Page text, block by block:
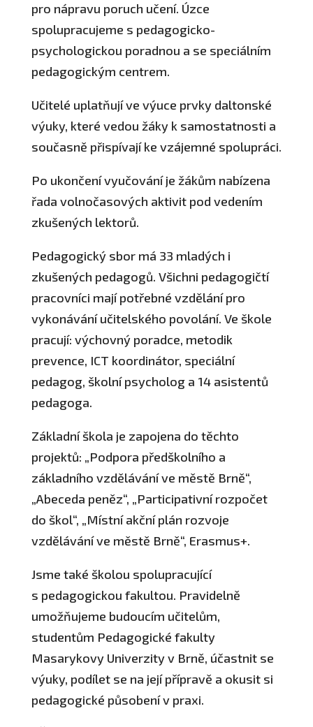
pro nápravu poruch učení. Úzce
spolupracujeme s pedagogicko-
psychologickou poradnou a se speciálním
pedagogickým centrem.
Učitelé uplatňují ve výuce prvky daltonské
výuky, které vedou žáky k samostatnosti a
současně přispívají ke vzájemné spolupráci.
Po ukončení vyučování je žákům nabízena
řada volnočasových aktivit pod vedením
zkušených lektorů.
Pedagogický sbor má 33 mladých i
zkušených pedagogů. Všichni pedagogičtí
pracovníci mají potřebné vzdělání pro
vykonávání učitelského povolání. Ve škole
pracují: výchovný poradce, metodik
prevence, ICT koordinátor, speciální
pedagog, školní psycholog a 14 asistentů
pedagoga.
Základní škola je zapojena do těchto
projektů: „Podpora předškolního a
základního vzdělávání ve městě Brně“,
„Abeceda peněz“, „Participativní rozpočet
do škol“, „Místní akční plán rozvoje
vzdělávání ve městě Brně“, Erasmus+.
Jsme také školou spolupracující
s pedagogickou fakultou. Pravidelně
umožňujeme budoucím učitelům,
studentům Pedagogické fakulty
Masarykovy Univerzity v Brně, účastnit se
výuky, podílet se na její přípravě a okusit si
pedagogické působení v praxi.